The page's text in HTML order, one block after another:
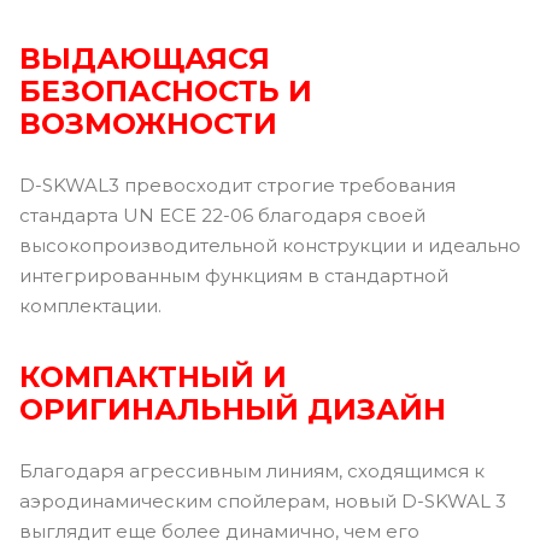
ВЫДАЮЩАЯСЯ
БЕЗОПАСНОСТЬ И
ВОЗМОЖНОСТИ
D-SKWAL3 превосходит строгие требования
стандарта UN ECE 22-06 благодаря своей
высокопроизводительной конструкции и идеально
интегрированным функциям в стандартной
комплектации.
КОМПАКТНЫЙ И
ОРИГИНАЛЬНЫЙ ДИЗАЙН
Благодаря агрессивным линиям, сходящимся к
аэродинамическим спойлерам, новый D-SKWAL 3
выглядит еще более динамично, чем его